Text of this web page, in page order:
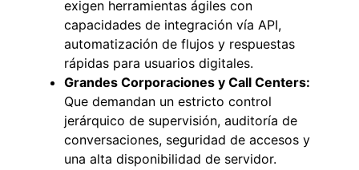
exigen herramientas ágiles con
capacidades de integración vía API,
automatización de flujos y respuestas
rápidas para usuarios digitales.
Grandes Corporaciones y Call Centers:
Que demandan un estricto control
jerárquico de supervisión, auditoría de
conversaciones, seguridad de accesos y
una alta disponibilidad de servidor.